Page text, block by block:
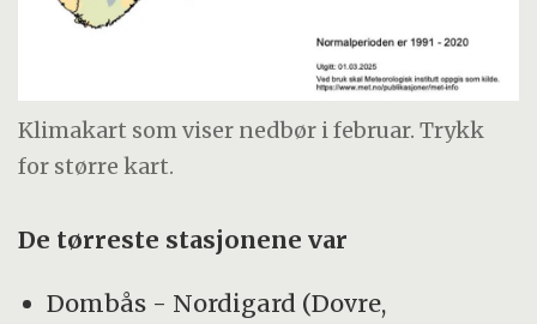
Klimakart som viser nedbør i februar. Trykk
for større kart.
De tørreste stasjonene var
Dombås - Nordigard (Dovre,